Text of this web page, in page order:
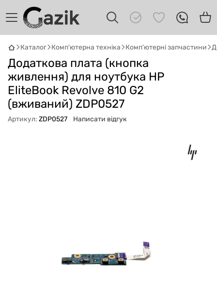
Каталог Комп'ютерна техніка Комп'ютерні запчастини
Додаткова плата (кнопка
живлення) для ноутбука HP
EliteBook Revolve 810 G2
(вживаний) ZDP0527
Артикул: ZDP0527 Написати відгук
Онлайн · пошук техніки
Привіт! 👋 Я Gazik AI — допоможу
підібрати вживану комп'ютерну техніку.
Що шукаєш?